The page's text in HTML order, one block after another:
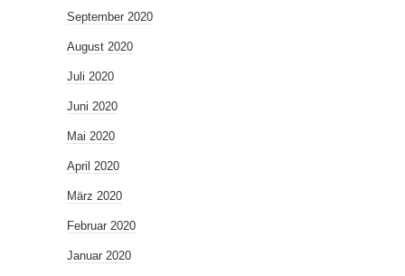
September 2020
August 2020
Juli 2020
Juni 2020
Mai 2020
April 2020
März 2020
Februar 2020
Januar 2020